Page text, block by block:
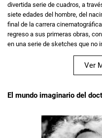
divertida serie de cuadros, a
siete edades del hombre, del
final de la carrera
regreso a sus primeras obras,
en una serie de sketches que no
Ver
El mundo imaginario del